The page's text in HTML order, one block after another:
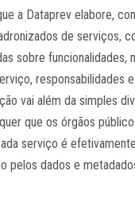
a Dataprev elabore,
de serviços,
sobre funcionalidades,
responsabilidades
vai além da simples
que os órgãos
serviço é
pelos dados e